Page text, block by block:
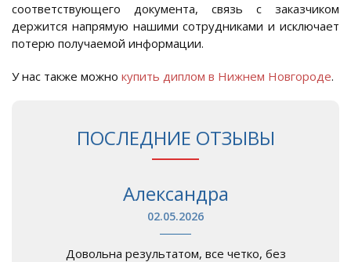
соответствующего документа, связь с заказчиком
держится напрямую нашими сотрудниками и исключает
потерю получаемой информации.
У нас также можно купить диплом в Нижнем Новгороде.
ПОСЛЕДНИЕ ОТЗЫВЫ
Александра
02.05.2026
Довольна результатом, все четко, без